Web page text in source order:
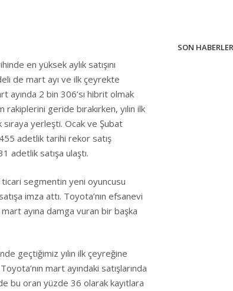
en yüksek aylık satışını
de mart ayı ve ilk çeyrekte
ayında 2 bin 306’sı hibrit olmak
geride bırakırken, yılın ilk
yerleşti. Ocak ve Şubat
adetlik tarihi rekor satış
adetlik satışa ulaştı.
segmentin yeni oyuncusu
imza attı. Toyota’nın efsanevi
ayına damga vuran bir başka
geçtiğimiz yılın ilk çeyreğine
mart ayındaki satışlarında
bu oran yüzde 36 olarak kayıtlara
SON HABERLER